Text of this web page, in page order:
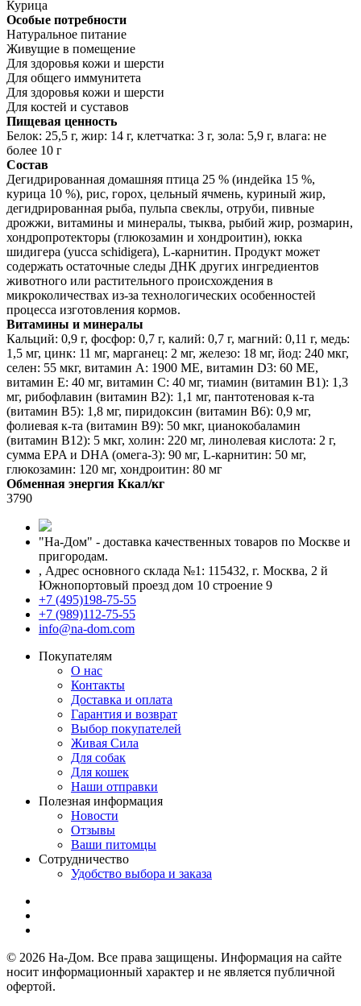
Курица
Особые потребности
Натуральное питание
Живущие в помещение
Для здоровья кожи и шерсти
Для общего иммунитета
Для здоровья кожи и шерсти
Для костей и суставов
Пищевая ценность
Белок: 25,5 г, жир: 14 г, клетчатка: 3 г, зола: 5,9 г, влага: не
более 10 г
Состав
Дегидрированная домашняя птица 25 % (индейка 15 %,
курица 10 %), рис, горох, цельный ячмень, куриный жир,
дегидрированная рыба, пульпа свеклы, отруби, пивные
дрожжи, витамины и минералы, тыква, рыбий жир, розмарин,
хондропротекторы (глюкозамин и хондроитин), юкка
шидигера (yucca schidigera), L-карнитин. Продукт может
содержать остаточные следы ДНК других ингредиентов
животного или растительного происхождения в
микроколичествах из-за технологических особенностей
процесса изготовления кормов.
Витамины и минералы
Кальций: 0,9 г, фосфор: 0,7 г, калий: 0,7 г, магний: 0,11 г, медь:
1,5 мг, цинк: 11 мг, марганец: 2 мг, железо: 18 мг, йод: 240 мкг,
селен: 55 мкг, витамин А: 1900 МЕ, витамин D3: 60 МЕ,
витамин Е: 40 мг, витамин С: 40 мг, тиамин (витамин В1): 1,3
мг, рибофлавин (витамин В2): 1,1 мг, пантотеновая к-та
(витамин В5): 1,8 мг, пиридоксин (витамин В6): 0,9 мг,
фолиевая к-та (витамин В9): 50 мкг, цианокобаламин
(витамин В12): 5 мкг, холин: 220 мг, линолевая кислота: 2 г,
сумма EPA и DHA (омега-3): 90 мг, L-карнитин: 50 мг,
глюкозамин: 120 мг, хондроитин: 80 мг
Обменная энергия Ккал/кг
3790
"На-Дом" - доставка качественных товаров по Москве и
пригородам.
, Адрес основного склада №1: 115432, г. Москва, 2 й
Южнопортовый проезд дом 10 строение 9
+7 (495)198-75-55
+7 (989)112-75-55
info@na-dom.com
Покупателям
О нас
Контакты
Доставка и оплата
Гарантия и возврат
Выбор покупателей
Живая Сила
Для собак
Для кошек
Наши отправки
Полезная информация
Новости
Отзывы
Ваши питомцы
Сотрудничество
Удобство выбора и заказа
© 2026 На-Дом. Все права защищены. Информация на сайте
носит информационный характер и не является публичной
офертой.